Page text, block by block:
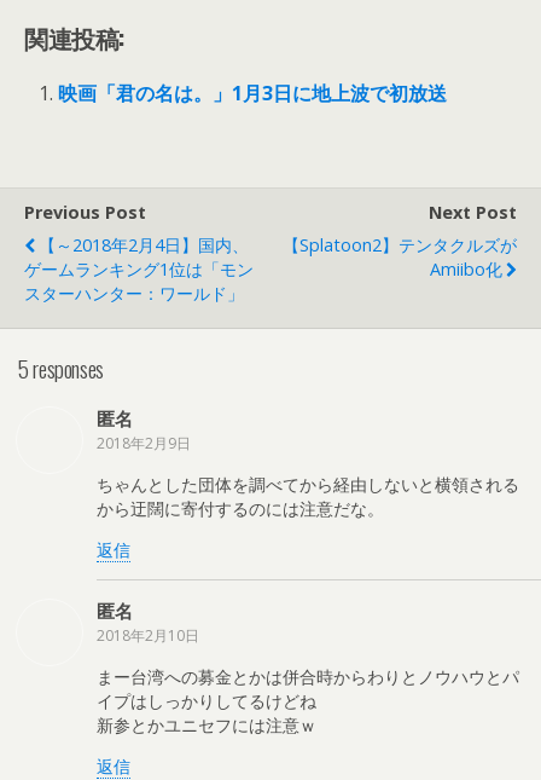
関連投稿:
映画「君の名は。」1月3日に地上波で初放送
Previous Post
【～2018年2月4日】国内、
ゲームランキング1位は「モン
スターハンター：ワールド」
Next Post
【Splatoon2】テンタクルズが
Amiibo化
5 responses
匿名
2018年2月9日
ちゃんとした団体を調べてから経由しないと横領される
から迂闊に寄付するのには注意だな。
返信
匿名
2018年2月10日
まー台湾への募金とかは併合時からわりとノウハウとパ
イプはしっかりしてるけどね
新参とかユニセフには注意ｗ
返信